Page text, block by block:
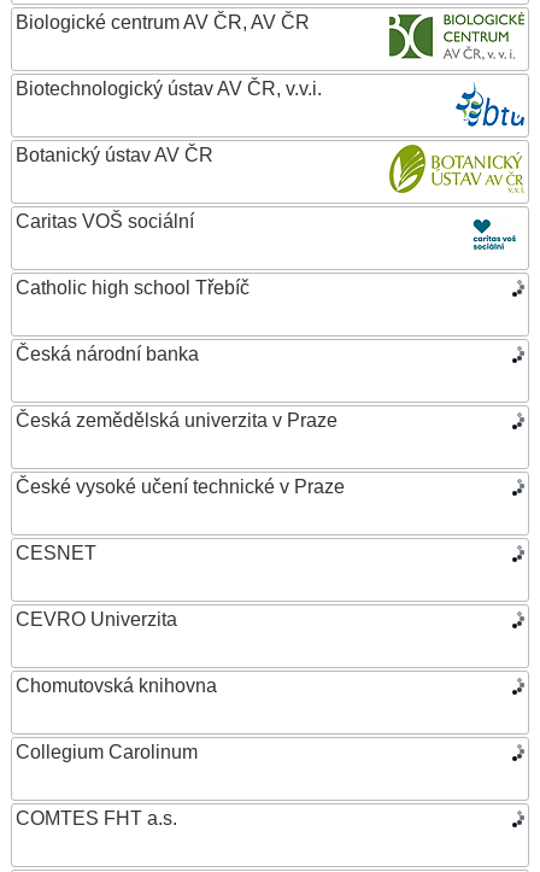
Biologické centrum AV ČR, AV ČR
Biotechnologický ústav AV ČR, v.v.i.
Botanický ústav AV ČR
Caritas VOŠ sociální
Catholic high school Třebíč
Česká národní banka
Česká zemědělská univerzita v Praze
České vysoké učení technické v Praze
CESNET
CEVRO Univerzita
Chomutovská knihovna
Collegium Carolinum
COMTES FHT a.s.